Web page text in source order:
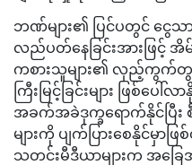
ဘဏ်များ၏ ပြင်ပတွင် ငွေ
လည်ပတ်နေခြင်းအားဖြင့် အိမ်
ကစားသူများ၏ လှည့်ကွက်တွင်
ကြီးမြင့်ခြင်းများ ဖြစ်ပ
အခက်အခဲဒုက္ခရောက်နိုင်ပြီး
များကို ပျက်ပြားစေနိုင်မှ
သတင်းမီဒီယာများက အခြေ